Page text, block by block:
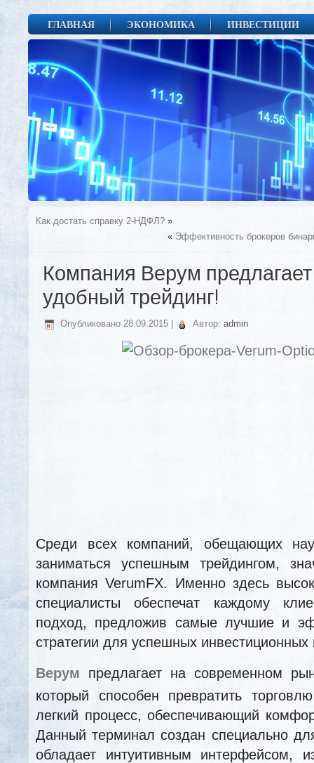
ГЛАВНАЯ ЭКОНОМИКА ИНВЕСТИЦИИ
Как достать справку 2-НДФЛ? »
« Эффективность брокеров
Компания Верум
удобный трейдинг!
Опубликовано 28.09.2015 Автор: admin
Среди всех компаний, обещающих
заниматься успешным трейдингом,
компания VerumFX. Именно здесь
специалисты обеспечат каждому
подход, предложив самые лучшие и
стратегии для успешных
Верум
предлагает на современном
который способен превратить
легкий процесс, обеспечивающий
Данный терминал создан специально
обладает интуитивным интерфейсом,